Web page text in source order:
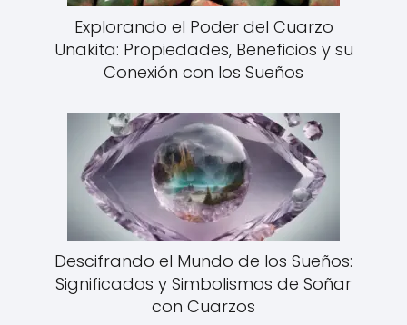
Explorando el Poder del Cuarzo
Unakita: Propiedades, Beneficios y su
Conexión con los Sueños
Descifrando el Mundo de los Sueños:
Significados y Simbolismos de Soñar
con Cuarzos